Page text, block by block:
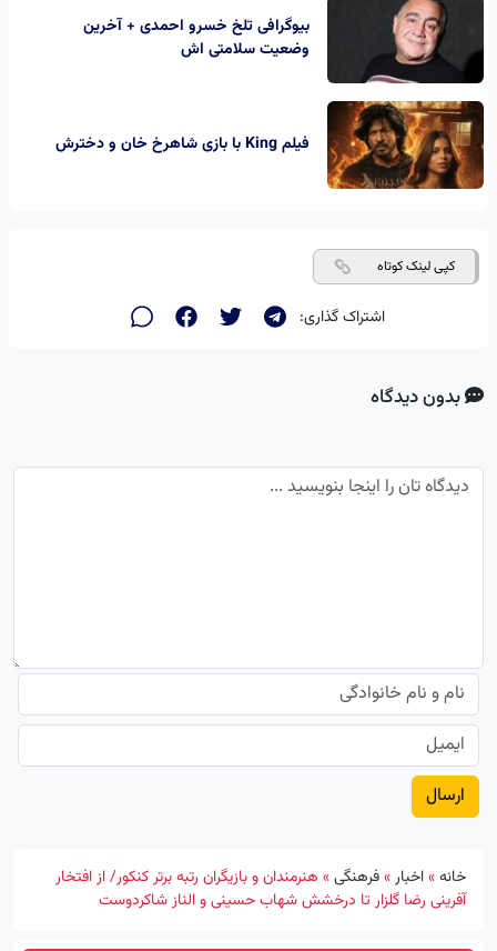
بیوگرافی تلخ خسرو احمدی + آخرین
وضعیت سلامتی اش
فیلم King با بازی شاهرخ خان و دخترش
کپی لینک کوتاه
اشتراک گذاری:
بدون دیدگاه
خانه»اخبار»فرهنگی» هنرمندان و بازیگران رتبه برتر کنکور/ از افتخار
آفرینی رضا گلزار تا درخشش شهاب حسینی و الناز شاکردوست